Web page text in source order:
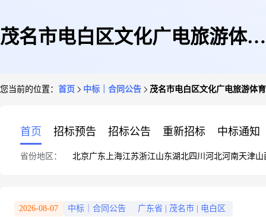
茂名市电白区文化广电旅游体育
您当前的位置： 首页 中标｜合同公告 茂名市电白区文化广电旅游体
首页 招标预告 招标公告 重新招标 中标通知
省份地区： 北京广东 上海江苏浙江山东湖北四川 河北河南天津山
2026-08-07 中标｜合同公告 广东省 茂名市 电白区